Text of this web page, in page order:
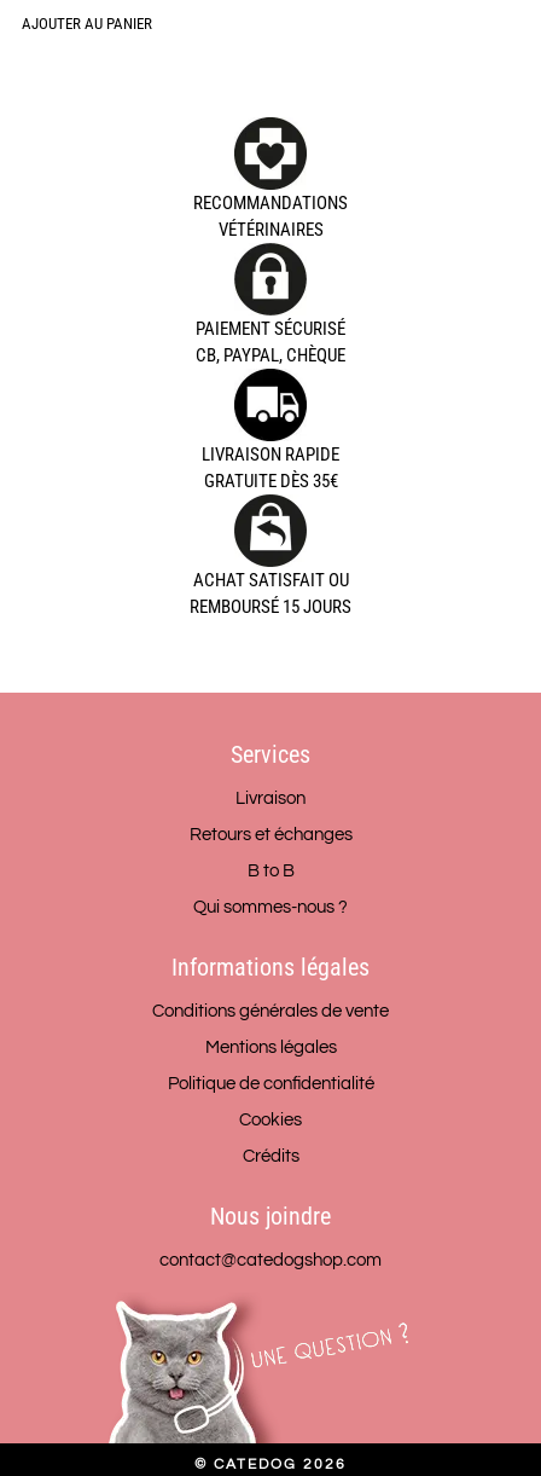
AJOUTER AU PANIER
RECOMMANDATIONS
VÉTÉRINAIRES
PAIEMENT SÉCURISÉ
CB, PAYPAL, CHÈQUE
LIVRAISON RAPIDE
GRATUITE DÈS 35€
ACHAT SATISFAIT OU
REMBOURSÉ 15 JOURS
Services
Livraison
Retours et échanges
B to B
Qui sommes-nous ?
Informations légales
Conditions générales de vente
Mentions légales
Politique de confidentialité
Cookies
Crédits
Nous joindre
contact@catedogshop.com
© CATEDOG 2026